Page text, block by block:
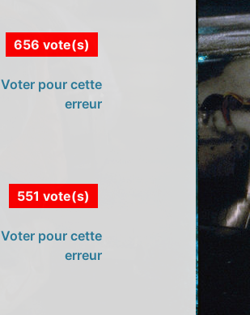
656 vote(s)
Voter pour cette
erreur
551 vote(s)
Voter pour cette
erreur